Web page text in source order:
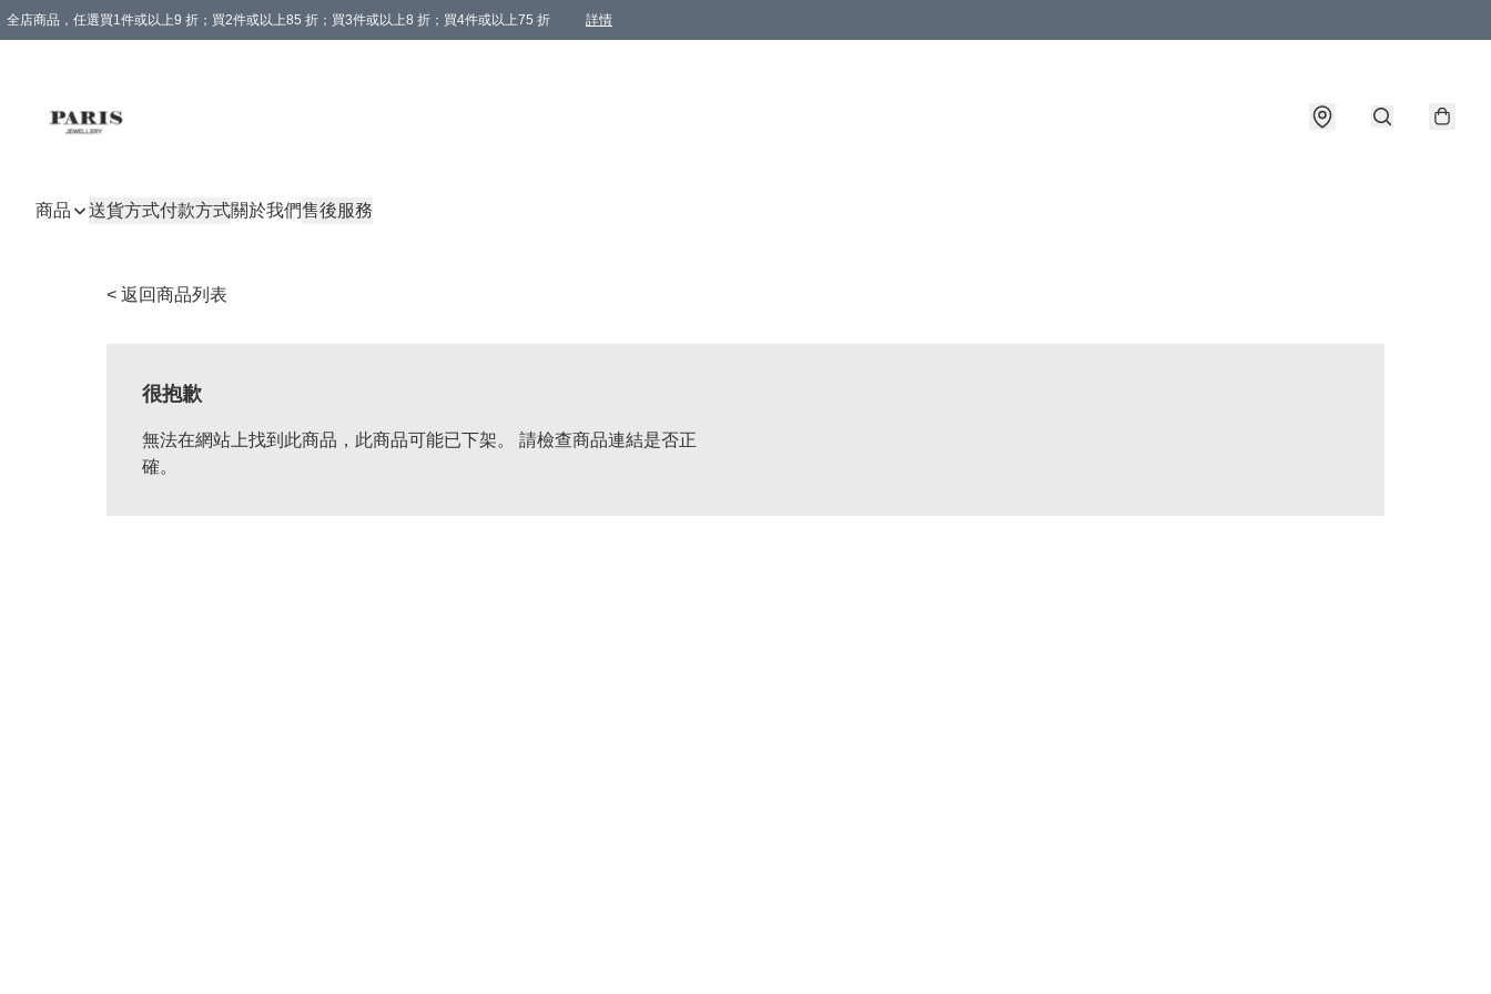
全店商品，任選買1件或以上9 折；買2件或以上85 折；買3件或以上8 折；買4件或以上75 折 詳情
商品 送貨方式付款方式關於我們售後服務
< 返回商品列表
很抱歉
無法在網站上找到此商品，此商品可能已下架。 請檢查商品連結是否正
確。